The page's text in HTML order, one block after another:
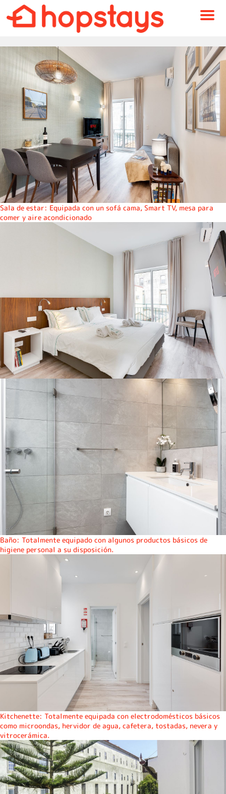
Menu
Sala de estar: Equipada con un sofá cama, Smart TV, mesa para
comer y aire acondicionado
Baño: Totalmente equipado con algunos productos básicos de
higiene personal a su disposición.
Kitchenette: Totalmente equipada con electrodomésticos básicos
como microondas, hervidor de agua, cafetera, tostadas, nevera y
vitrocerámica.